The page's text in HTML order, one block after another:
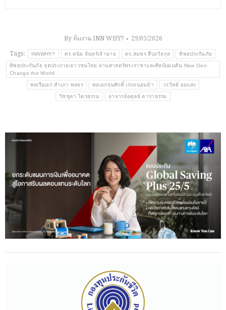
Byทีมงาน INN WHY?
29/05/2026
Tags:
INNWHY? ดร.ดนัย จันทร์เจ้าฉาย ดร.สมพร สืบถวิลกุล ทิพยประกันภัย
ทิพยประกันภัย จุดประกายเยาวชนไทย ผ่านศาสตร์พระราชาและศิลป์แผ่นดิน New Gen
Change the World
พลเรือเอก สำเภา พลธร พลเอกธนศักดิ์ เก่งถนอมม้า วรวิทย์ ยอแสง
วิชชุดา ไตรธรรม อาจารย์อดุลย์ ดาราธรรม